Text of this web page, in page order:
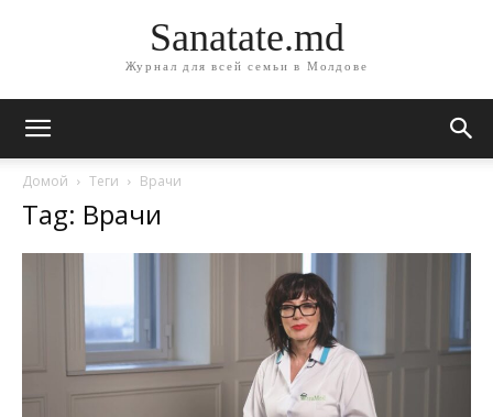
Sanatate.md
Журнал для всей семьи в Молдове
Домой Теги Врачи
Tag: Врачи